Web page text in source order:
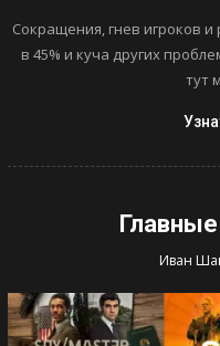
Сокращения, гнев игроков
в 45% и куча других
тут
Иван